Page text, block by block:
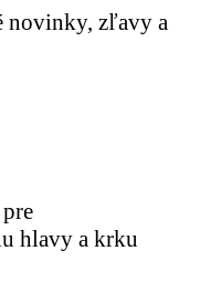
novinky, zľavy a